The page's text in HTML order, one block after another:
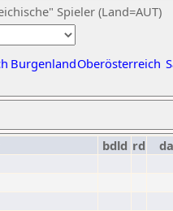
Spieler (Land=AUT)
BurgenlandOberösterreich
bdld rd